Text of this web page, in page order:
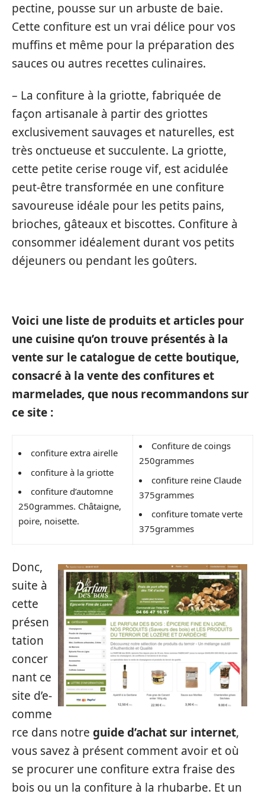
pectine, pousse sur un arbuste de baie.
Cette confiture est un vrai délice pour vos
muffins et même pour la préparation des
sauces ou autres recettes culinaires.
– La confiture à la griotte, fabriquée de
façon artisanale à partir des griottes
exclusivement sauvages et naturelles, est
très onctueuse et succulente. La griotte,
cette petite cerise rouge vif, est acidulée
peut-être transformée en une confiture
savoureuse idéale pour les petits pains,
brioches, gâteaux et biscottes. Confiture à
consommer idéalement durant vos petits
déjeuners ou pendant les goûters.
Voici une liste de produits et articles pour
une cuisine qu’on trouve présentés à la
vente sur le catalogue de cette boutique,
consacré à la vente des confitures et
marmelades, que nous recommandons sur
ce site :
confiture extra airelle
confiture à la griotte
confiture d’automne
250grammes. Châtaigne,
poire, noisette.
Confiture de coings
250grammes
confiture reine Claude
375grammes
confiture tomate verte
375grammes
Donc,
suite à
cette
présen
tation
concer
nant ce
site d’e-
comme
rce dans notre guide d’achat sur internet,
vous savez à présent comment avoir et où
se procurer une confiture extra fraise des
bois ou un la confiture à la rhubarbe. Et un